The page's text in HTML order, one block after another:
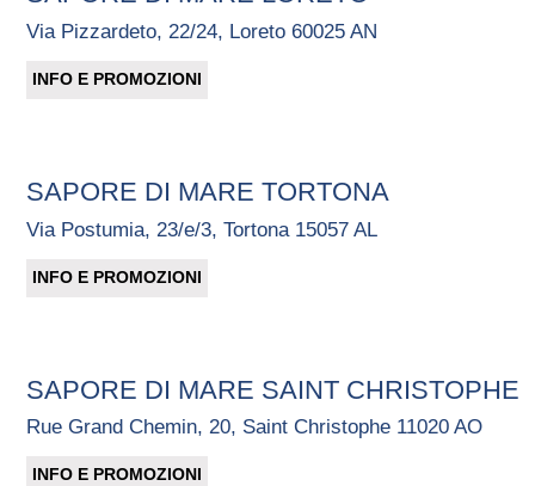
Via Pizzardeto, 22/24, Loreto 60025 AN
INFO E PROMOZIONI
SAPORE DI MARE TORTONA
Via Postumia, 23/e/3, Tortona 15057 AL
INFO E PROMOZIONI
SAPORE DI MARE SAINT CHRISTOPHE
Rue Grand Chemin, 20, Saint Christophe 11020 AO
INFO E PROMOZIONI